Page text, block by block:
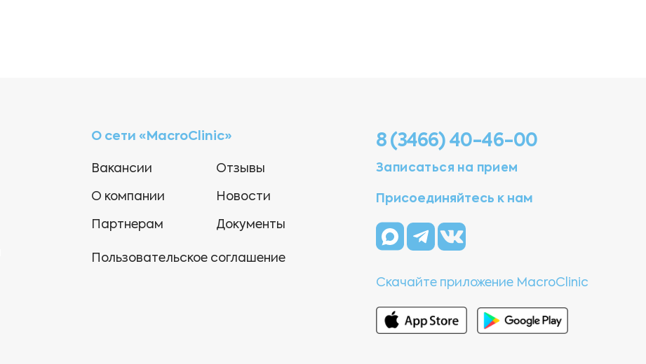
О сети «MacroClinic»
Вакансии
О компании
Партнерам
Отзывы
Новости
Документы
Пользовательское соглашение
8 (3466) 40-46-00
Записаться на прием
Присоединяйтесь к нам
Скачайте приложение MacroClinic